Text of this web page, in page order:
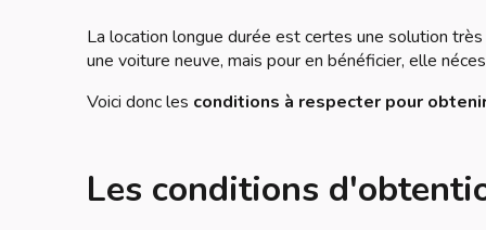
La location longue durée est certes une solution
une voiture neuve, mais pour en bénéficier, elle
Voici donc les conditions à respecter pour
Les conditions